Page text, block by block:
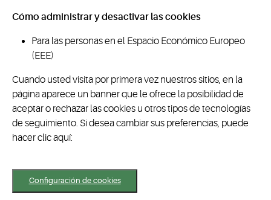
Cómo administrar y desactivar las cookies
Para las personas en el Espacio Económico Europeo
(EEE)
Cuando usted visita por primera vez nuestros sitios, en la
página aparece un banner que le ofrece la posibilidad de
aceptar o rechazar las cookies u otros tipos de tecnologías
de seguimiento. Si desea cambiar sus preferencias, puede
hacer clic aquí:
Configuración de cookies